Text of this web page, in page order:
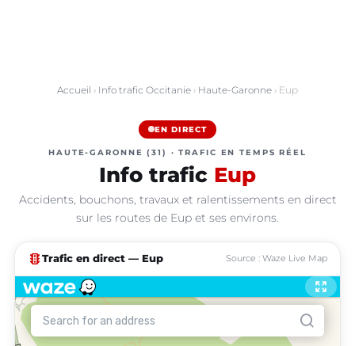
Accueil › Info trafic Occitanie › Haute-Garonne › Eup
EN DIRECT
HAUTE-GARONNE (31) · TRAFIC EN TEMPS RÉEL
Info trafic Eup
Accidents, bouchons, travaux et ralentissements en direct
sur les routes de Eup et ses environs.
traffic Trafic en direct — Eup Source : Waze Live Map